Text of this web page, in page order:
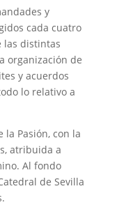
y
cada cuatro
las distintas
organización de
y acuerdos
lo relativo a
la Pasión, con la
atribuida a
Al fondo
de Sevilla